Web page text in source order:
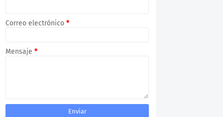
Correo electrónico *
Mensaje *